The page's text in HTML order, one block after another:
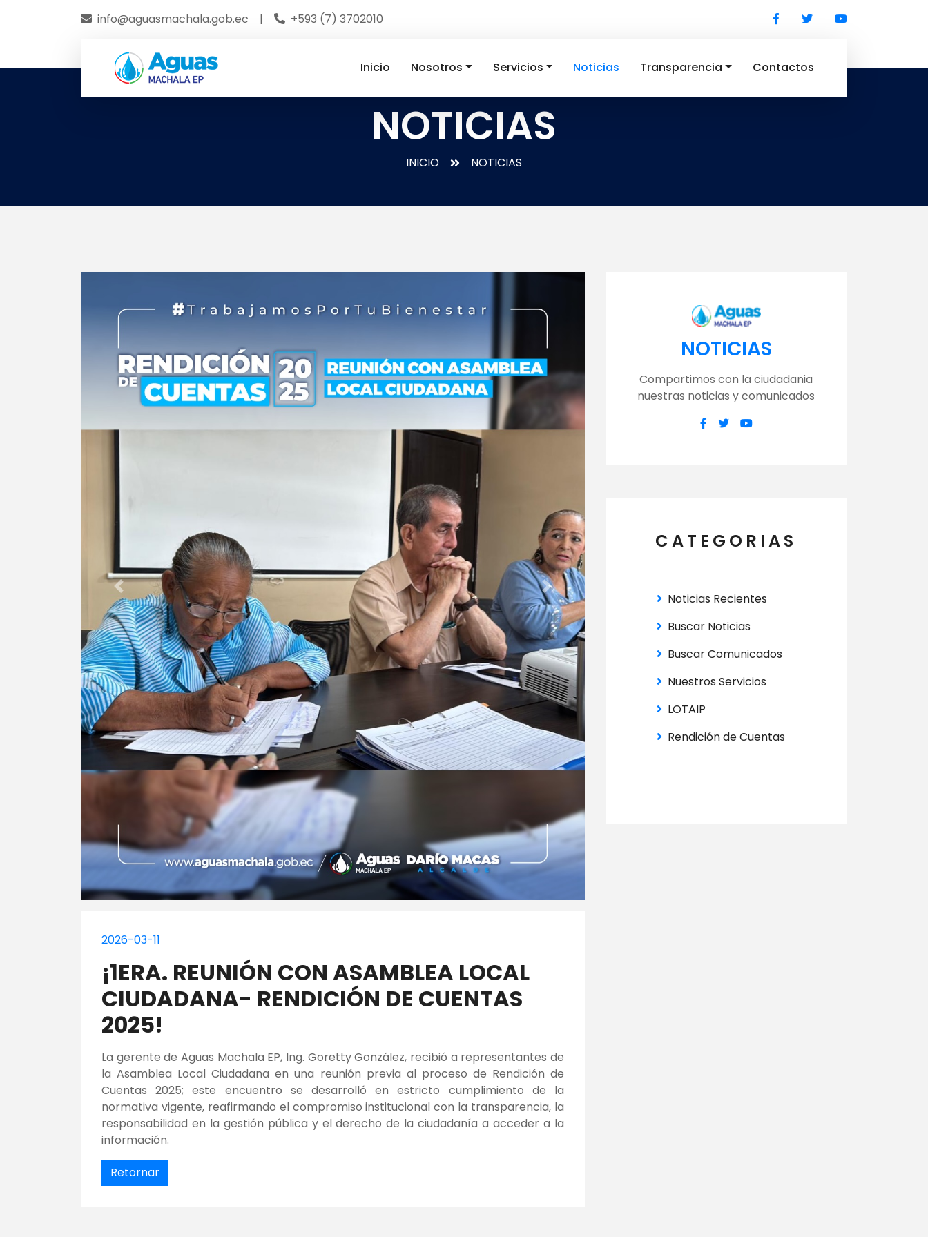
info@aguasmachala.gob.ec | +593 (7) 3702010
Inicio Nosotros Servicios Noticias Transparencia Contactos
NOTICIAS
INICIO NOTICIAS
Anterior Siguiente
2026-03-11
¡1ERA. REUNIÓN CON ASAMBLEA LOCAL
CIUDADANA- RENDICIÓN DE CUENTAS
2025!
La gerente de Aguas Machala EP, Ing. Goretty González, recibió a representantes de
la Asamblea Local Ciudadana en una reunión previa al proceso de Rendición de
Cuentas 2025; este encuentro se desarrolló en estricto cumplimiento de la
normativa vigente, reafirmando el compromiso institucional con la transparencia, la
responsabilidad en la gestión pública y el derecho de la ciudadanía a acceder a la
información.
Retornar
NOTICIAS
Compartimos con la ciudadania
nuestras noticias y comunicados
CATEGORIAS
Noticias Recientes
Buscar Noticias
Buscar Comunicados
Nuestros Servicios
LOTAIP
Rendición de Cuentas